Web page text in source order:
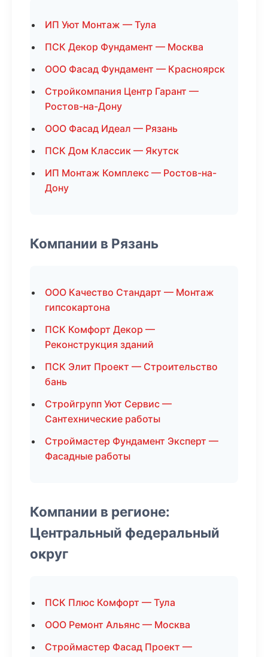
ИП Уют Монтаж — Тула
ПСК Декор Фундамент — Москва
ООО Фасад Фундамент — Красноярск
Стройкомпания Центр Гарант —
Ростов-на-Дону
ООО Фасад Идеал — Рязань
ПСК Дом Классик — Якутск
ИП Монтаж Комплекс — Ростов-на-
Дону
Компании в Рязань
ООО Качество Стандарт — Монтаж
гипсокартона
ПСК Комфорт Декор —
Реконструкция зданий
ПСК Элит Проект — Строительство
бань
Стройгрупп Уют Сервис —
Сантехнические работы
Строймастер Фундамент Эксперт —
Фасадные работы
Компании в регионе:
Центральный федеральный
округ
ПСК Плюс Комфорт — Тула
ООО Ремонт Альянс — Москва
Строймастер Фасад Проект —